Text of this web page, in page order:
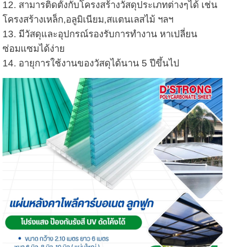
12. สามารติดตั้งกับโครงสร้างวัสดุประเภทต่างๆได้ เช่น
โครงสร้างเหล็ก,อลูมิเนียม,สแตนเลสไม้ ฯลฯ
13. มีวัสดุและอุปกรณ์รองรับการทำงาน หาเปลี่ยน
ซ่อมแซมได้ง่าย
14. อายุการใช้งานของวัสดุได้นาน 5 ปีขึ้นไป